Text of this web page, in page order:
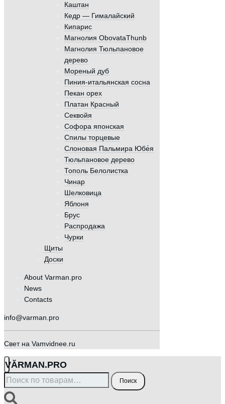
Каштан
Кедр — Гималайский
Кипарис
Магнолия ObovataThunb
Магнолия Тюльпановое
дерево
Мореный дуб
Пиния-итальянская сосна
Пекан орех
Платан Красный
Секвойя
Софора японская
Спилы торцевые
Слоновая Пальмира Юбе́я
Тюльпановое дерево
Тополь Белолистка
Чинар
Шелковица
Яблоня
Брус
Распродажа
Чурки
Щиты
Доски
About Varman.pro
News
Contacts
info@varman.pro
Свет на Vamvidnee.ru
VӐRMAN.PRO
Искать: Поиск